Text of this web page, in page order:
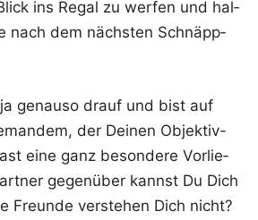
ins Regal zu wer­fen und hal­
nach dem nächs­ten Schnäpp­
genau­so drauf und bist auf
der Dei­nen Objek­tiv-
eine ganz beson­de­re Vor­lie­
gegen­über kannst Du Dich
Freun­de ver­ste­hen Dich nicht?